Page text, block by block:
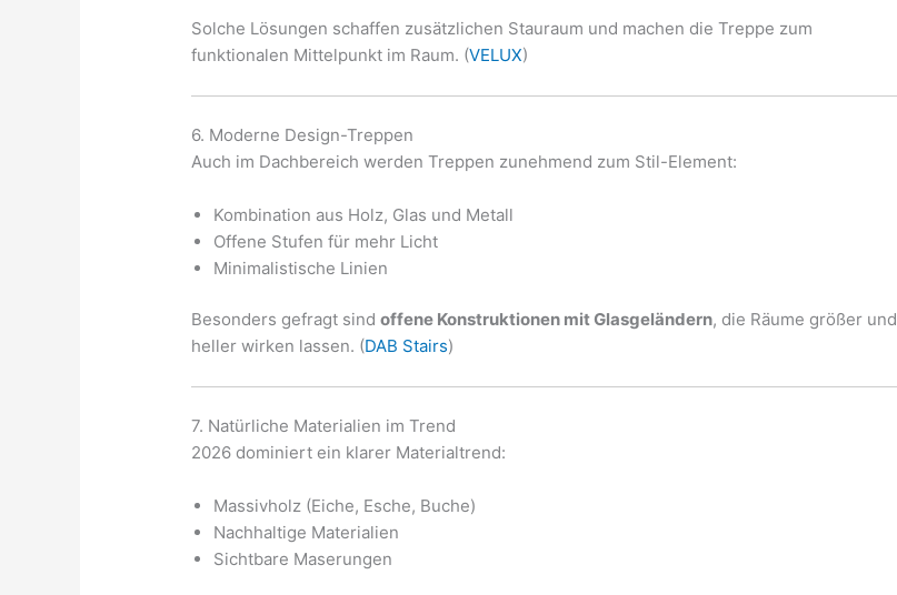
Solche Lösungen schaffen zusätzlichen Stauraum und machen die Treppe zum
funktionalen Mittelpunkt im Raum. (VELUX)
6. Moderne Design-Treppen
Auch im Dachbereich werden Treppen zunehmend zum Stil-Element:
Kombination aus Holz, Glas und Metall
Offene Stufen für mehr Licht
Minimalistische Linien
Besonders gefragt sindoffene Konstruktionen mit Glasgeländern, die Räume größer und
heller wirken lassen. (DAB Stairs)
7. Natürliche Materialien im Trend
2026 dominiert ein klarer Materialtrend:
Massivholz (Eiche, Esche, Buche)
Nachhaltige Materialien
Sichtbare Maserungen